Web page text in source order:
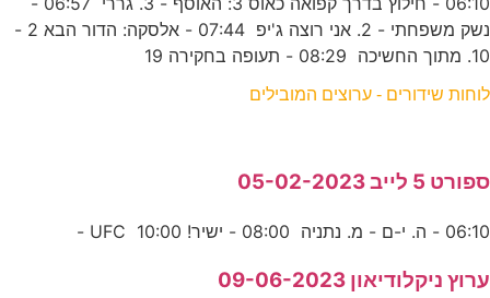
נשק משפחתי - 2. אני רוצה ג'יפ 07:44 - אלסקה: הדור הבא 2 -
10. מתוך החשיכה 08:29 - תעופה בחקירה 19
לוחות שידורים - ערוצים המובילים
ספורט 5 לייב 05-02-2023
06:10 - ה. י-ם - מ. נתניה 08:00 - ישיר! UFC 10:00 -
ערוץ ניקלודיאון 09-06-2023